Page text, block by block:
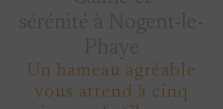
sérénité à Nogent-le-
Phaye
Un hameau agréable
vous attend à cinq